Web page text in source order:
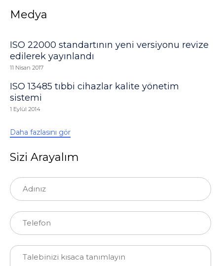
Medya
ISO 22000 standartının yeni versiyonu revize
edilerek yayınlandı
11 Nisan 2017
ISO 13485 tıbbi cihazlar kalite yönetim
sistemi
1 Eylül 2014
Daha fazlasını gör
Sizi Arayalım